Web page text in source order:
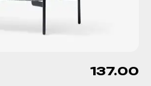
137.00